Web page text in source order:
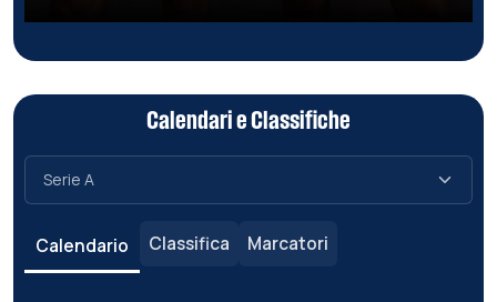
Calendari e Classifiche
Calendario Classifica Marcatori